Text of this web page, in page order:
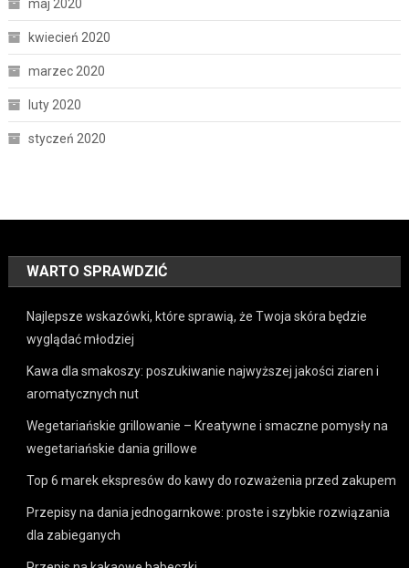
maj 2020
kwiecień 2020
marzec 2020
luty 2020
styczeń 2020
WARTO SPRAWDZIĆ
Najlepsze wskazówki, które sprawią, że Twoja skóra będzie
wyglądać młodziej
Kawa dla smakoszy: poszukiwanie najwyższej jakości ziaren i
aromatycznych nut
Wegetariańskie grillowanie – Kreatywne i smaczne pomysły na
wegetariańskie dania grillowe
Top 6 marek ekspresów do kawy do rozważenia przed zakupem
Przepisy na dania jednogarnkowe: proste i szybkie rozwiązania
dla zabieganych